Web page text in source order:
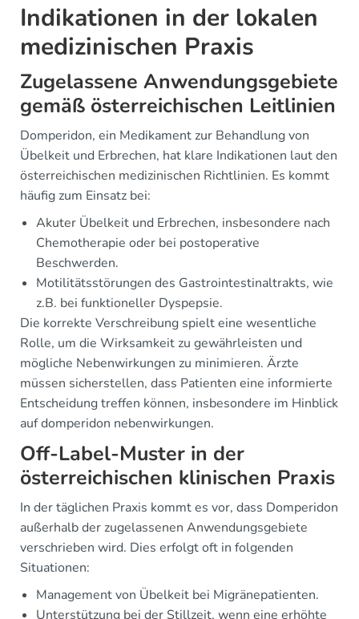
Indikationen in der lokalen
medizinischen Praxis
Zugelassene Anwendungsgebiete
gemäß österreichischen Leitlinien
Domperidon, ein Medikament zur Behandlung von
Übelkeit und Erbrechen, hat klare Indikationen laut den
österreichischen medizinischen Richtlinien. Es kommt
häufig zum Einsatz bei:
Akuter Übelkeit und Erbrechen, insbesondere nach
Chemotherapie oder bei postoperative
Beschwerden.
Motilitätsstörungen des Gastrointestinaltrakts, wie
z.B. bei funktioneller Dyspepsie.
Die korrekte Verschreibung spielt eine wesentliche
Rolle, um die Wirksamkeit zu gewährleisten und
mögliche Nebenwirkungen zu minimieren. Ärzte
müssen sicherstellen, dass Patienten eine informierte
Entscheidung treffen können, insbesondere im Hinblick
auf domperidon nebenwirkungen.
Off-Label-Muster in der
österreichischen klinischen Praxis
In der täglichen Praxis kommt es vor, dass Domperidon
außerhalb der zugelassenen Anwendungsgebiete
verschrieben wird. Dies erfolgt oft in folgenden
Situationen:
Management von Übelkeit bei Migränepatienten.
Unterstützung bei der Stillzeit, wenn eine erhöhte